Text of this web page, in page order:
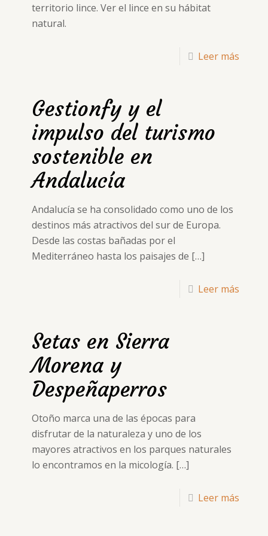
territorio lince. Ver el lince en su hábitat
natural.
Leer más
Gestionfy y el
impulso del turismo
sostenible en
Andalucía
Andalucía se ha consolidado como uno de los
destinos más atractivos del sur de Europa.
Desde las costas bañadas por el
Mediterráneo hasta los paisajes de […]
Leer más
Setas en Sierra
Morena y
Despeñaperros
Otoño marca una de las épocas para
disfrutar de la naturaleza y uno de los
mayores atractivos en los parques naturales
lo encontramos en la micología. […]
Leer más